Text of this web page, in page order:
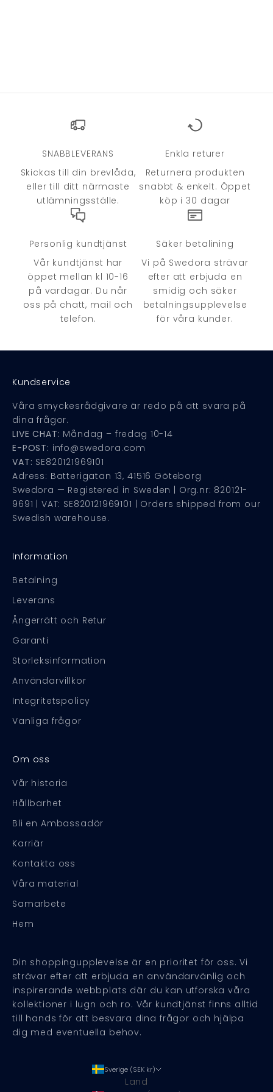
SNABBLEVERANS
Skickas till din brevlåda,
eller till ditt närmaste
utlämningsställe.
Enkla returer
Returnera produkten
snabbt & enkelt. Öppet
köp i 30 dagar
Personlig kundtjänst
Vår kundtjänst har
öppet mellan kl 10-16
på vardagar. Du når
oss på chatt, mail och
telefon.
Säker betalining
Vi på Swedora strävar
efter att erbjuda en
smidig och säker
betalningsupplevelse
för våra kunder.
Kundservice
Våra smyckesrådgivare är redo på att svara på
dina frågor.
LIVE CHAT: Måndag – fredag 10-14
E-POST: info@swedora.com
VAT: SE820121969101
Adress: Batterigatan 13, 41516 Göteborg
Swedora — Registered in Sweden | Org.nr: 820121-
9691 | VAT: SE820121969101 | Orders shipped from our
Swedish warehouse.
Information
Betalning
Leverans
Ångerrätt och Retur
Garanti
Storleksinformation
Användarvillkor
Integritetspolicy
Vanliga frågor
Om oss
Vår historia
Hållbarhet
Bli en Ambassadör
Karriär
Kontakta oss
Våra material
Samarbete
Hem
Din shoppingupplevelse är en prioritet för oss. Vi
strävar efter att erbjuda en användarvänlig och
inspirerande webbplats där du kan utforska våra
kollektioner i lugn och ro. Vår kundtjänst finns alltid
till hands för att besvara dina frågor och hjälpa
dig med eventuella behov.
Sverige (SEK kr)
Land